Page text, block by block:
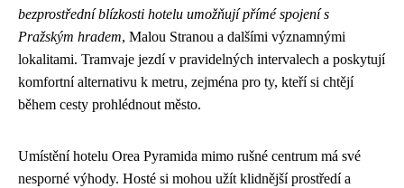
bezprostřední blízkosti hotelu umožňují přímé spojení s
Pražským hradem, Malou Stranou a dalšími významnými
lokalitami. Tramvaje jezdí v pravidelných intervalech a poskytují
komfortní alternativu k metru, zejména pro ty, kteří si chtějí
během cesty prohlédnout město.
Umístění hotelu Orea Pyramida mimo rušné centrum má své
nesporné výhody. Hosté si mohou užít klidnější prostředí a